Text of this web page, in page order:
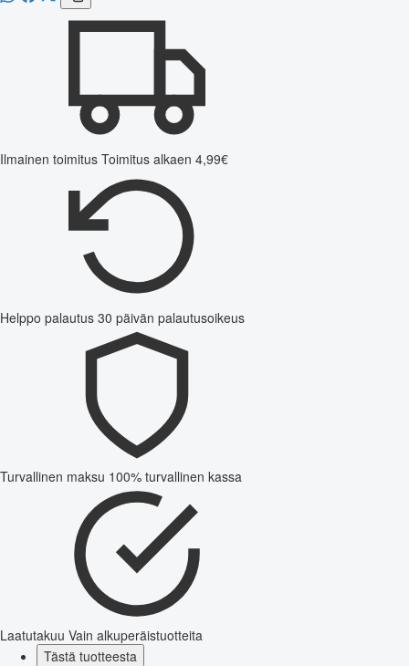
Ilmainen toimitus Toimitus alkaen 4,99€
Helppo palautus 30 päivän palautusoikeus
Turvallinen maksu 100% turvallinen kassa
Laatutakuu Vain alkuperäistuotteita
Tästä tuotteesta